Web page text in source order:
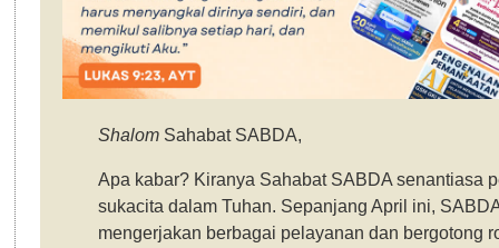
ShalomSahabat SABDA,
Apa kabar? Kiranya Sahabat SABDA senantiasa
sukacita dalam Tuhan. Sepanjang April ini,
mengerjakan berbagai pelayanan dan bergotong